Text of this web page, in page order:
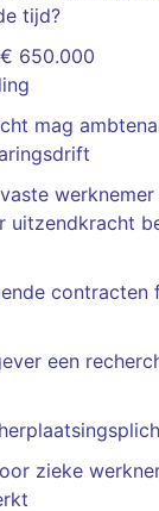
tijd?
650.000
mag
uitzendkracht
contracten
een
zieke